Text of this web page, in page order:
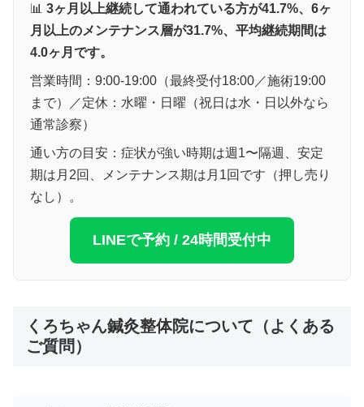
📊 3ヶ月以上継続して通われている方が41.7%、6ヶ
月以上のメンテナンス層が31.7%、平均継続期間は
4.0ヶ月です。
営業時間：9:00-19:00（最終受付18:00／施術19:00
まで）／定休：水曜・日曜（祝日は水・日以外なら
通常診察）
通い方の目安：症状が強い時期は週1〜隔週、安定
期は月2回、メンテナンス期は月1回です（押し売り
なし）。
LINEで予約 / 24時間受付中
くろちゃん鍼灸整体院について（よくある
ご質問）